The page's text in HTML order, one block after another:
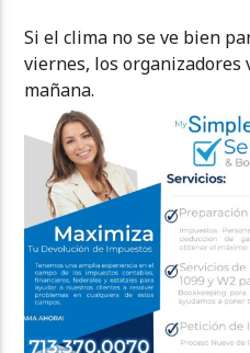
Si el clima no se ve bien
viernes, los organizadores
mañana.